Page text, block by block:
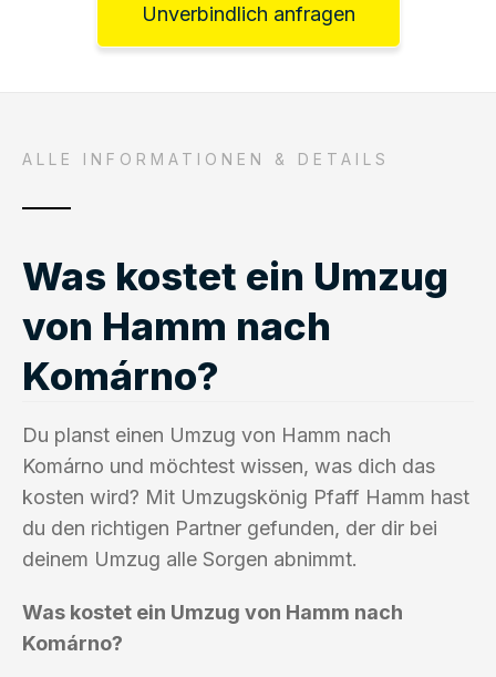
Unverbindlich anfragen
ALLE INFORMATIONEN & DETAILS
Was kostet ein Umzug
von Hamm nach
Komárno?
Du planst einen Umzug von Hamm nach
Komárno und möchtest wissen, was dich das
kosten wird? Mit Umzugskönig Pfaff Hamm hast
du den richtigen Partner gefunden, der dir bei
deinem Umzug alle Sorgen abnimmt.
Was kostet ein Umzug von Hamm nach
Komárno?